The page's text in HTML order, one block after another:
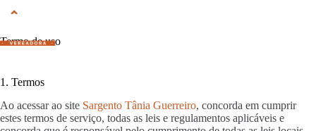
para
conteúdo
Termo de uso
1. Termos
Ao acessar ao site Sargento Tânia Guerreiro, concorda em cumprir
estes termos de serviço, todas as leis e regulamentos aplicáveis ​​e